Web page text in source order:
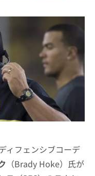
ィフェンシブコーデ
（Brady Hoke）氏が